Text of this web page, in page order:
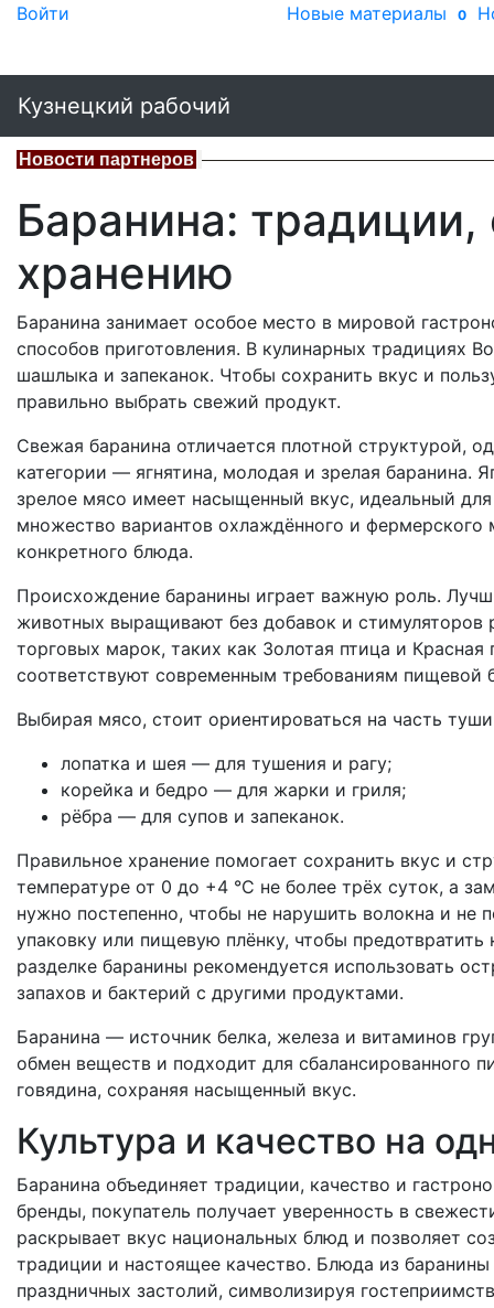
Войти Новые материалы 0
Кузнецкий рабочий
Новости партнеров
Баранина:
хранению
Баранина занимает особое место в мировой
способов приготовления. В кулинарных традициях
шашлыка и запеканок. Чтобы сохранить вкус и
правильно выбрать свежий продукт.
Свежая баранина отличается плотной структурой,
категории — ягнятина, молодая и зрелая баранина.
зрелое мясо имеет насыщенный вкус, идеальный
множество вариантов охлаждённого и
конкретного блюда.
Происхождение баранины играет важную роль.
животных выращивают без добавок и стимуляторов
торговых марок, таких как Золотая птица и
соответствуют современным требованиям пищевой
Выбирая мясо, стоит ориентироваться на часть
лопатка и шея — для тушения и рагу;
корейка и бедро — для жарки и гриля;
рёбра — для супов и запеканок.
Правильное хранение помогает сохранить вкус и
температуре от 0 до +4 °C не более трёх суток, а
нужно постепенно, чтобы не нарушить волокна и не
упаковку или пищевую плёнку, чтобы
разделке баранины рекомендуется использовать
запахов и бактерий с другими продуктами.
Баранина — источник белка, железа и витаминов
обмен веществ и подходит для сбалансированного
говядина, сохраняя насыщенный вкус.
Культура и качество на
Баранина объединяет традиции, качество и
бренды, покупатель получает уверенность в
раскрывает вкус национальных блюд и позволяет
традиции и настоящее качество. Блюда из
праздничных застолий, символизируя